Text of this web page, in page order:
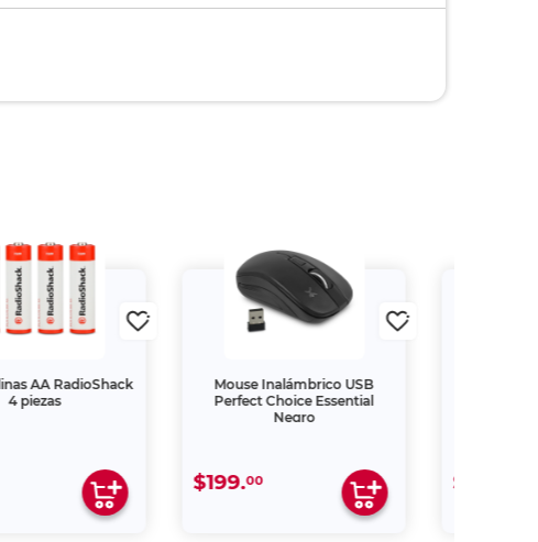
AA RadioShack
4 piezas
Mouse Inalámbrico USB
Perfect Choice Essential
Negro
$199.00 $499.